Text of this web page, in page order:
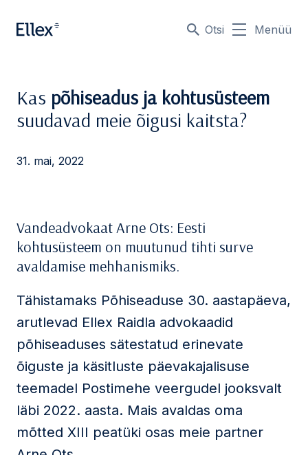
Otsi Menüü
Kas põhiseadus ja kohtusüsteem
suudavad meie õigusi kaitsta?
31. mai, 2022
Vandeadvokaat Arne Ots: Eesti
kohtusüsteem on muutunud tihti surve
avaldamise mehhanismiks.
Tähistamaks Põhiseaduse 30. aastapäeva,
arutlevad Ellex Raidla advokaadid
põhiseaduses sätestatud erinevate
õiguste ja käsitluste päevakajalisuse
teemadel Postimehe veergudel jooksvalt
läbi 2022. aasta. Mais avaldas oma
mõtted XIII peatüki osas meie partner